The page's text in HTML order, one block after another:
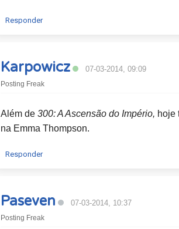
Responder
Karpowicz 07-03-2014, 09:09
Posting Freak
Além de 300: A Ascensão do Império, hoje
na Emma Thompson.
Responder
Paseven 07-03-2014, 10:37
Posting Freak